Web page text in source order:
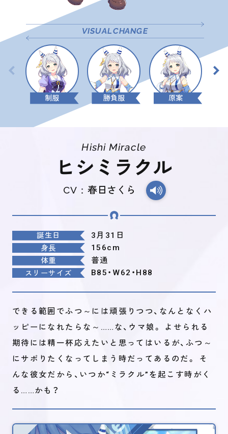
VISUALCHANGE
制服 勝負服 原案
Hishi Miracle
ヒシミラクル
CV： 春日さくら
誕生日 3月31日
身長 156cm
体重 普通
スリーサイズ B85・W62・H88
できる範囲でふつ～には頑張りつつ、なんとなくハ
ッピーになれたらな～……な、ウマ娘。 よせられる
期待には精一杯応えたいと思ってはいるが、ふつ～
にサボりたくなってしまう時だってあるのだ。 そ
んな彼女だから、いつか“ミラクル”を起こす時がく
る……かも？